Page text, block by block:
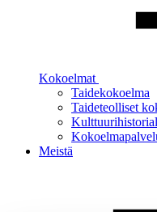
Kokoelmat
Taidekokoelma
Taideteolliset
Meistä